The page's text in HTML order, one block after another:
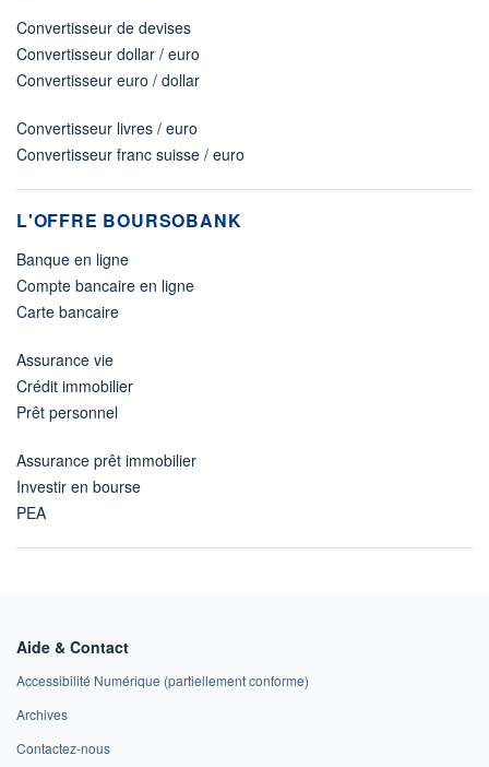
Convertisseur de devises
Convertisseur dollar / euro
Convertisseur euro / dollar
Convertisseur livres / euro
Convertisseur franc suisse / euro
L'OFFRE BOURSOBANK
Banque en ligne
Compte bancaire en ligne
Carte bancaire
Assurance vie
Crédit immobilier
Prêt personnel
Assurance prêt immobilier
Investir en bourse
PEA
Aide & Contact
Accessibilité Numérique (partiellement conforme)
Archives
Contactez-nous